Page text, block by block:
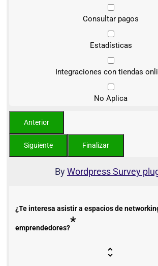
Consultar pagos
Estadísticas
Integraciones con tiendas
No Aplica
ByWordpress Survey
¿Te interesa asistir a espacios de
emprendedores?*